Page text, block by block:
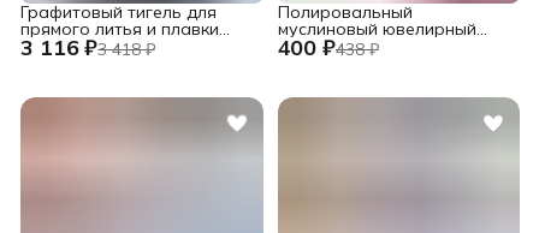
3 116 ₽3 418 ₽
Графитовый тигель для
прямого литья и плавки
металлов в печах
установок INDUTHERM
V245/H120/78
400 ₽438 ₽
Полировальный
муслиновый ювелирный
круг фиолетовый 152 мм.,
60 слоев